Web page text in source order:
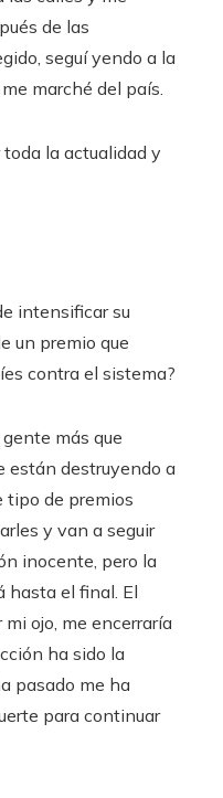
de las
seguí yendo a la
marché del país.
la actualidad y
intensificar su
un premio que
contra el sistema?
más que
están destruyendo a
tipo de premios
y van a seguir
inocente, pero la
hasta el final. El
ojo, me encerraría
ha sido la
pasado me ha
para continuar